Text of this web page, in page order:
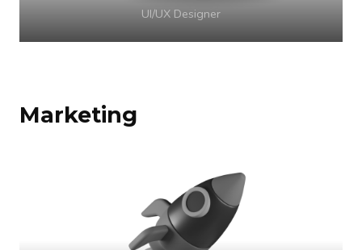
UI/UX Designer
Marketing